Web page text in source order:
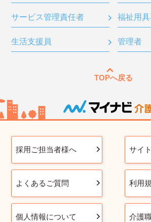
サービス管理責任者 福祉用
生活支援員 管理者
TOPへ戻る
採用ご担当者様へ サイ
よくあるご質問 利用
個人情報について 介護